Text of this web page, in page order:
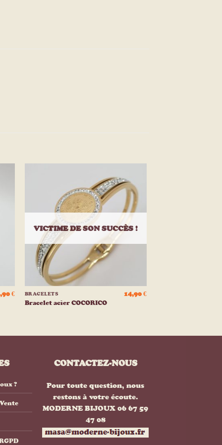
€
Ajouter
à la
liste
d’envies
VICTIME DE SON SUCCÈS !
BRACELETS
Bracelet acier COCORICO
14,90€
?
CONTACTEZ-NOUS
Pour toute question, nous
restons à votre écoute.
MODERNE BIJOUX 06 67 59
47 08